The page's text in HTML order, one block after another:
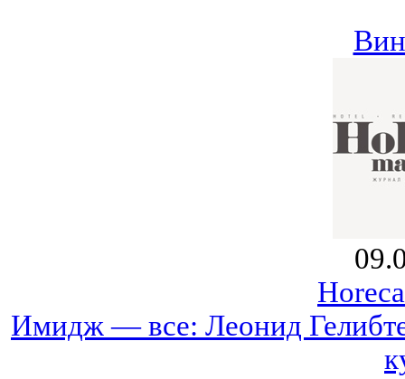
Имидж — все: Леонид